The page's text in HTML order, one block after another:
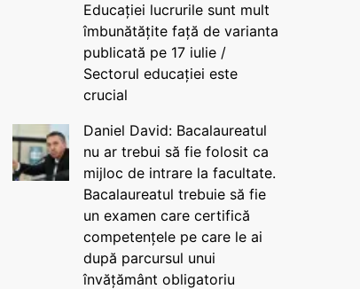
Educației lucrurile sunt mult
îmbunătățite față de varianta
publicată pe 17 iulie /
Sectorul educației este
crucial
Daniel David: Bacalaureatul
nu ar trebui să fie folosit ca
mijloc de intrare la facultate.
Bacalaureatul trebuie să fie
un examen care certifică
competențele pe care le ai
după parcursul unui
învățământ obligatoriu